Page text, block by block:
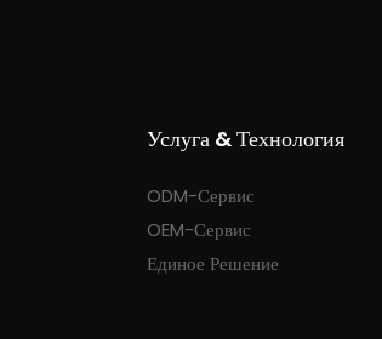
Услуга & Технология
ODM-Сервис
OEM-Сервис
Единое Решение